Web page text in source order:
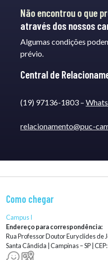
Não encontrou o que
através dos nossos
Algumas condições
prévio.
Central de
(19) 97136-1803 –
relacionamento@puc-
Como chegar
Campus I
Endereço para correspondência:
Rua Professor Doutor Euryclides de
Santa Cândida | Campinas – SP |